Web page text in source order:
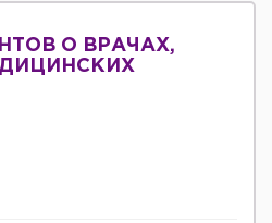
О ВРАЧАХ,